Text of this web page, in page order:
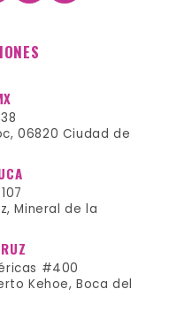
06820 Ciudad de
Mineral de la
#400
Kehoe, Boca del